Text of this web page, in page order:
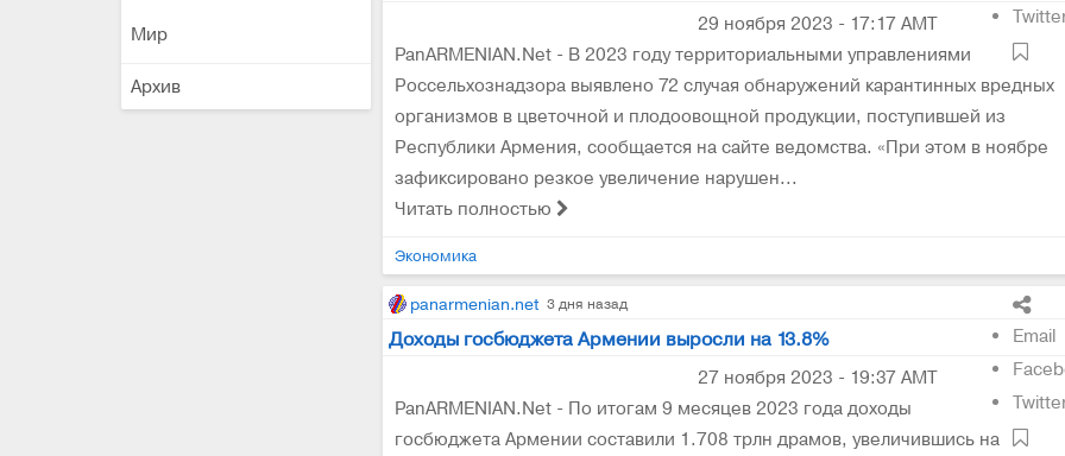
Мир
Архив
29 ноября 2023 - 17:17 AMT
PanARMENIAN.Net - В 2023 году территориальными управлениями
Россельхознадзора выявлено 72 случая обнаружений карантинных вредных
организмов в цветочной и плодоовощной продукции, поступившей из
Республики Армения, сообщается на сайте ведомства. «При этом в ноябре
зафиксировано резкое увеличение нарушен...
Читать полностью
Экономика
panarmenian.net 3 дня назад
Email
Доходы госбюджета Армении выросли на 13.8%
27 ноября 2023 - 19:37 AMT
PanARMENIAN.Net - По итогам 9 месяцев 2023 года доходы
госбюджета Армении составили 1.708 трлн драмов, увеличившись на